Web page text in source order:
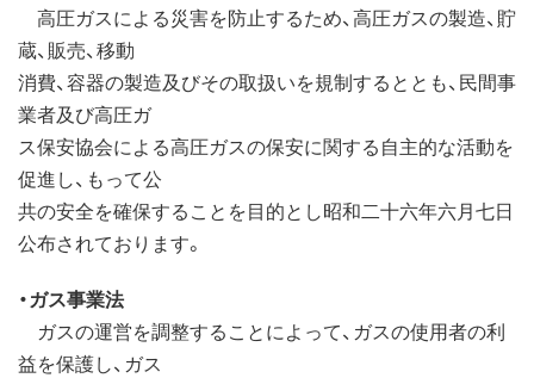
高圧ガスによる災害を防止するため、高圧ガスの製造、貯
蔵、販売、移動
消費、容器の製造及びその取扱いを規制するととも、民間事
業者及び高圧ガ
ス保安協会による高圧ガスの保安に関する自主的な活動を
促進し、もって公
共の安全を確保することを目的とし昭和二十六年六月七日
公布されております。
・ガス事業法
ガスの運営を調整することによって、ガスの使用者の利
益を保護し、ガス